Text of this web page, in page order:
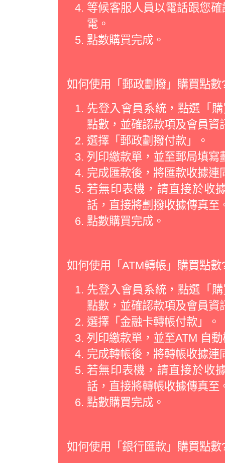
等候客服人員以電話跟您
電。
點數購買完成。
如何使用「郵政劃撥」購買點數
先登入會員系統，點選「
點數，並確認款項及會員資
選擇「郵政劃撥付款」。
列印繳款單，並至郵局填寫
完成匯款後，將匯款收據連
若無印表機，請直接於收
話，直接將劃撥收據傳真至
點數購買完成。
如何使用「ATM轉帳」購買點數
先登入會員系統，點選「
點數，並確認款項及會員資
選擇「金融卡轉帳付款」。
列印繳款單，並至ATM 自
完成轉帳後，將轉帳收據連
若無印表機，請直接於收
話，直接將轉帳收據傳真至
點數購買完成。
如何使用「銀行匯款」購買點數